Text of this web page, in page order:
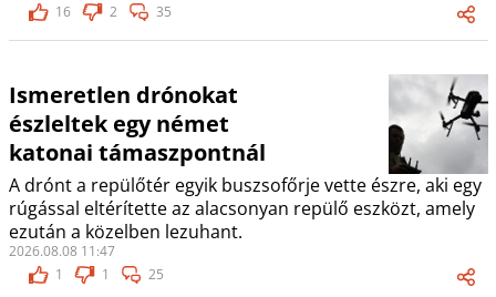
16
2 35
Ismeretlen drónokat
észleltek egy német
katonai támaszpontnál
A drónt a repülőtér egyik buszsofőrje vette észre, aki egy
rúgással eltérítette az alacsonyan repülő eszközt, amely
ezután a közelben lezuhant.
2026.08.08 11:47
1
1 25